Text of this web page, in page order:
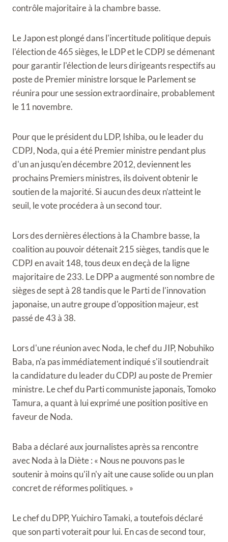
contrôle majoritaire à la chambre basse.
Le Japon est plongé dans l'incertitude politique depuis
l'élection de 465 sièges, le LDP et le CDPJ se démenant
pour garantir l'élection de leurs dirigeants respectifs au
poste de Premier ministre lorsque le Parlement se
réunira pour une session extraordinaire, probablement
le 11 novembre.
Pour que le président du LDP, Ishiba, ou le leader du
CDPJ, Noda, qui a été Premier ministre pendant plus
d'un an jusqu'en décembre 2012, deviennent les
prochains Premiers ministres, ils doivent obtenir le
soutien de la majorité. Si aucun des deux n’atteint le
seuil, le vote procédera à un second tour.
Lors des dernières élections à la Chambre basse, la
coalition au pouvoir détenait 215 sièges, tandis que le
CDPJ en avait 148, tous deux en deçà de la ligne
majoritaire de 233. Le DPP a augmenté son nombre de
sièges de sept à 28 tandis que le Parti de l'innovation
japonaise, un autre groupe d'opposition majeur, est
passé de 43 à 38.
Lors d'une réunion avec Noda, le chef du JIP, Nobuhiko
Baba, n'a pas immédiatement indiqué s'il soutiendrait
la candidature du leader du CDPJ au poste de Premier
ministre. Le chef du Parti communiste japonais, Tomoko
Tamura, a quant à lui exprimé une position positive en
faveur de Noda.
Baba a déclaré aux journalistes après sa rencontre
avec Noda à la Diète : « Nous ne pouvons pas le
soutenir à moins qu'il n'y ait une cause solide ou un plan
concret de réformes politiques. »
Le chef du DPP, Yuichiro Tamaki, a toutefois déclaré
que son parti voterait pour lui. En cas de second tour,